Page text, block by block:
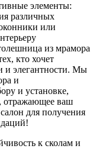
элементы:
различных
или
из мрамора
кто хочет
и элегантности. Мы
и
и установке,
отражающее ваш
для получения
к сколам и